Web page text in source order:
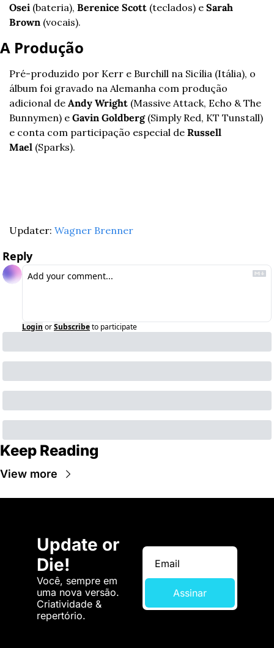
Osei (bateria), Berenice Scott (teclados) e Sarah
Brown (vocais).
A Produção
Pré-produzido por Kerr e Burchill na Sicília (Itália), o
álbum foi gravado na Alemanha com produção
adicional de Andy Wright (Massive Attack, Echo & The
Bunnymen) e Gavin Goldberg (Simply Red, KT Tunstall)
e conta com participação especial de Russell
Mael (Sparks).
Updater: Wagner Brenner
Reply
Login orSubscribeto participate
Keep Reading
View more
Update or
Die!
Você, sempre em
uma nova versão.
Criatividade &
repertório.
Assinar